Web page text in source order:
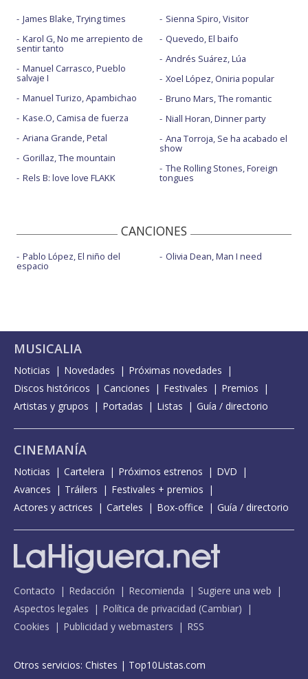
James Blake, Trying times
Karol G, No me arrepiento de
sentir tanto
Manuel Carrasco, Pueblo
salvaje I
Manuel Turizo, Apambichao
Kase.O, Camisa de fuerza
Ariana Grande, Petal
Gorillaz, The mountain
Rels B: love love FLAKK
Sienna Spiro, Visitor
Quevedo, El baifo
Andrés Suárez, Lúa
Xoel López, Oniria popular
Bruno Mars, The romantic
Niall Horan, Dinner party
Ana Torroja, Se ha acabado el
show
The Rolling Stones, Foreign
tongues
CANCIONES
Pablo López, El niño del
espacio
Olivia Dean, Man I need
MUSICALIA
Noticias Novedades
Próximas novedades
Discos históricos
Canciones Festivales
Premios
Artistas y grupos
Portadas Listas Guía / directorio
CINEMANÍA
Noticias Cartelera Próximos estrenos
DVD
Avances
Tráilers
Festivales + premios
Actores y actrices
Carteles Box-office Guía / directorio
Contacto Redacción Recomienda
Sugiere una web
Aspectos legales
Política de privacidad (Cambiar)
Cookies
Publicidad y webmasters RSS
Otros servicios: Chistes | Top10Listas.com